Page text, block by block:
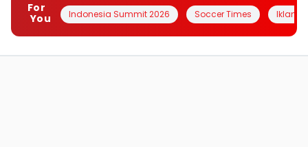
For
You
Indonesia Summit 2026 Soccer Times Iklanin